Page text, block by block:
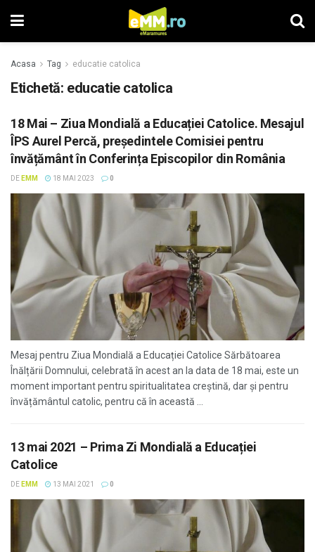
Acasa Tag educatie catolica
Etichetă: educatie catolica
18 Mai – Ziua Mondială a Educației Catolice. Mesajul
ÎPS Aurel Percă, președintele Comisiei pentru
învățământ în Conferința Episcopilor din România
DE EMM 18 MAI 2023 0
Mesaj pentru Ziua Mondială a Educației Catolice Sărbătoarea
Înălțării Domnului, celebrată în acest an la data de 18 mai, este un
moment important pentru spiritualitatea creștină, dar și pentru
învățământul catolic, pentru că în această ...
13 mai 2021 – Prima Zi Mondială a Educației
Catolice
DE EMM 13 MAI 2021 0